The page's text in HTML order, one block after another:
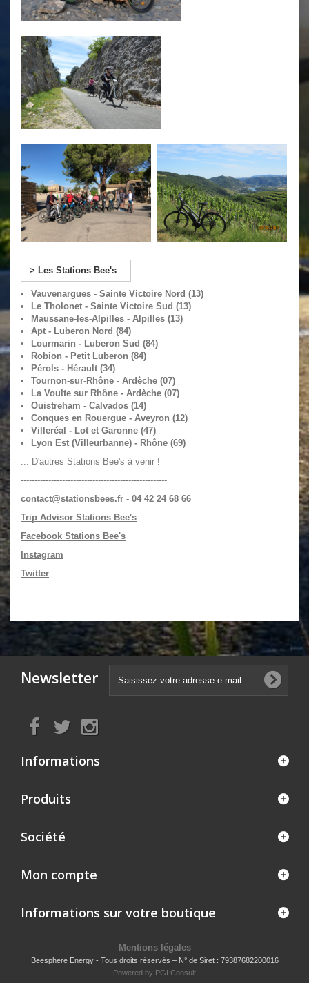
> Les Stations Bee's :
Vauvenargues - Sainte Victoire Nord (13)
Le Tholonet - Sainte Victoire Sud (13)
Maussane-les-Alpilles - Alpilles (13)
Apt - Luberon Nord (84)
Lourmarin - Luberon Sud (84)
Robion - Petit Luberon (84)
Pérols - Hérault (34)
Tournon-sur-Rhône - Ardèche (07)
La Voulte sur Rhône - Ardèche (07)
Ouistreham - Calvados (14)
Conques en Rouergue - Aveyron (12)
Villeréal - Lot et Garonne (47)
Lyon Est (Villeurbanne) - Rhône (69)
... D'autres Stations Bee's à venir !
-----------------------------------------------------
contact@stationsbees.fr - 04 42 24 68 66
Trip Advisor Stations Bee's
Facebook Stations Bee's
Instagram
Twitter
Newsletter
Informations
Produits
Société
Mon compte
Informations sur votre boutique
Mentions légales
Beesphere Energy - Tous droits réservés – N° de Siret : 79387682200016
Powered by PGI Consult